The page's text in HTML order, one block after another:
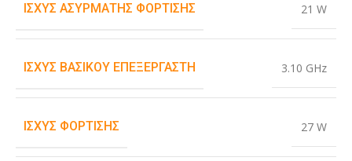
ΙΣΧΎΣ ΑΣΎΡΜΑΤΗΣ ΦΌΡΤΙΣΗΣ 21 W
ΙΣΧΎΣ ΒΑΣΙΚΟΎ ΕΠΕΞΕΡΓΑΣΤΉ 3.10 GHz
ΙΣΧΎΣ ΦΌΡΤΙΣΗΣ 27 W